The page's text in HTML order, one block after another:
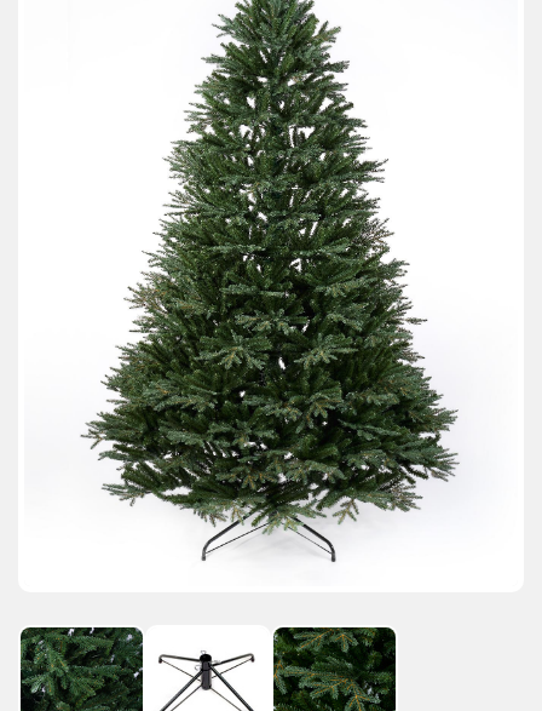
АКЦИИ И ПОДАРКИ
О КОМПАНИИ
ПАРТНЕРАМ
КОНТАКТЫ
СЕРТИФИКАТЫ